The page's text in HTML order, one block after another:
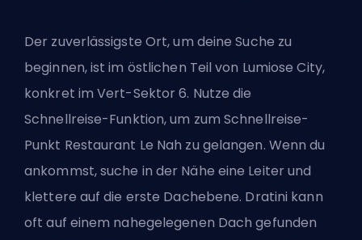
Der zuverlässigste Ort, um deine Suche zu
beginnen, ist im östlichen Teil von Lumiose City,
konkret im Vert-Sektor 6. Nutze die
Schnellreise-Funktion, um zum Schnellreise-
Punkt Restaurant Le Nah zu gelangen. Wenn du
ankommst, suche in der Nähe eine Leiter und
klettere auf die erste Dachebene. Dratini kann
oft auf einem nahegelegenen Dach gefunden